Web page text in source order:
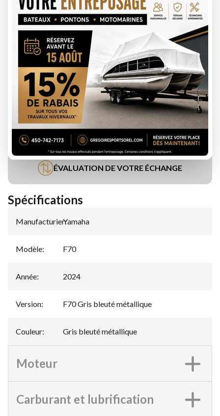
DEMANDE DE FINANCEMENT
ÉVALUATION DE VOTRE ÉCHANGE
Spécifications
Manufacturier:
Yamaha
Modèle: F70
Année: 2024
Version: F70 Gris bleuté métallique
Couleur: Gris bleuté métallique
Moteur
Carburant et lubrification